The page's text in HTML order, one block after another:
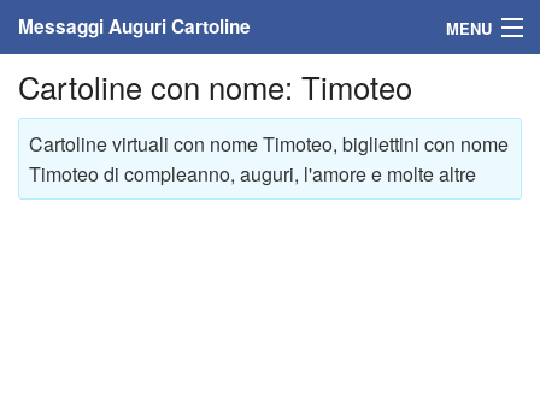
Messaggi Auguri Cartoline MENU
Home
Messaggi
Cartoline
Cartoline con nome: Timoteo
Cartoline virtuali con nome Timoteo, bigliettini con nome
Timoteo di compleanno, auguri, l'amore e molte altre